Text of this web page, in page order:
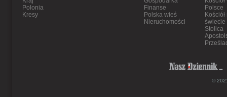
Polonia
Kresy
Finanse
Polska wieś
Nieruchomości
Polsce
Kościół
świecie
Stolica
©